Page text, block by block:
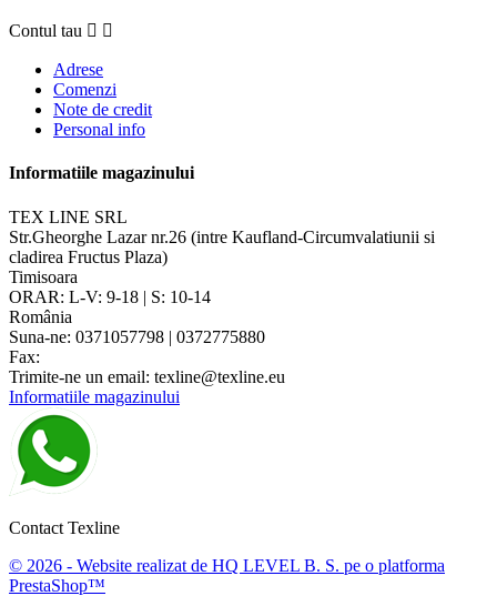
Contul tau  
Adrese
Comenzi
Note de credit
Personal info
Informatiile magazinului
TEX LINE SRL
Str.Gheorghe Lazar nr.26 (intre Kaufland-Circumvalatiunii si
cladirea Fructus Plaza)
Timisoara
ORAR: L-V: 9-18 | S: 10-14
România
Suna-ne: 0371057798 | 0372775880
Fax:
Trimite-ne un email: texline@texline.eu
Informatiile magazinului
Contact Texline
© 2026 - Website realizat de HQ LEVEL B. S. pe o platforma
PrestaShop™